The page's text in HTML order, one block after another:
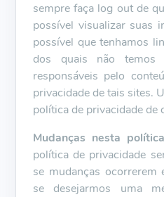
sempre faça log out de
possível visualizar suas
possível que tenhamos
dos quais não temos
responsáveis pelo
privacidade de tais sites.
política de privacidade de
Mudanças nesta
política de privacidade
se mudanças ocorrerem
se desejarmos uma